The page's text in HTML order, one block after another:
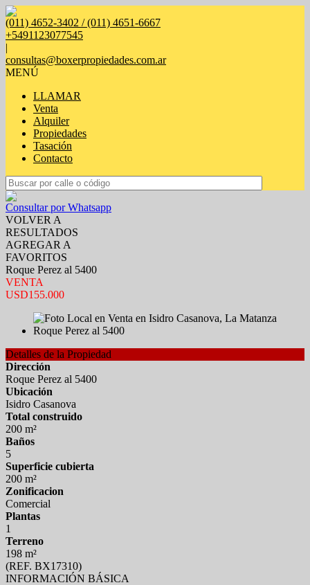
(011) 4652-3402 / (011) 4651-6667
+5491123077545
|
consultas@boxerpropiedades.com.ar
MENÚ
LLAMAR
Venta
Alquiler
Propiedades
Tasación
Contacto
Consultar por Whatsapp
VOLVER A
RESULTADOS
AGREGAR A
FAVORITOS
Roque Perez al 5400
VENTA
USD155.000
Detalles de la Propiedad
Dirección
Roque Perez al 5400
Ubicación
Isidro Casanova
Total construido
200 m²
Baños
5
Superficie cubierta
200 m²
Zonificacion
Comercial
Plantas
1
Terreno
198 m²
(REF. BX17310)
INFORMACIÓN BÁSICA